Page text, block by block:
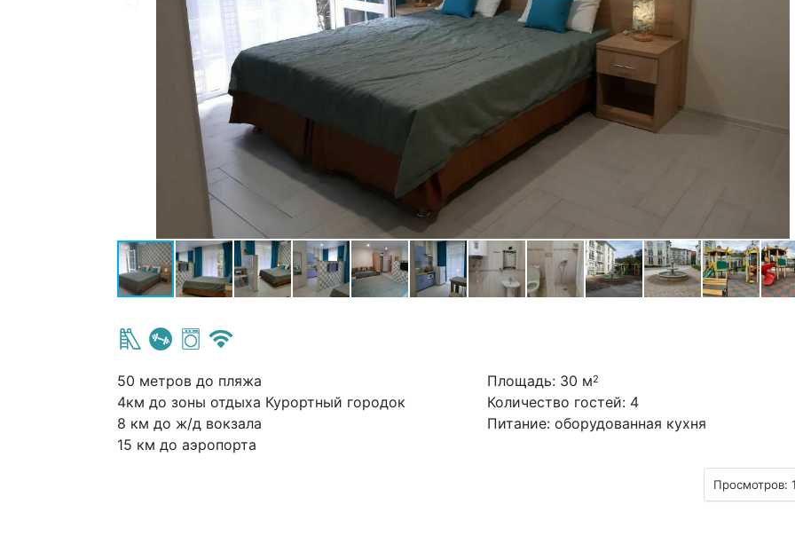
50 метров до пляжа
4км до зоны отдыха Курортный городок
8 км до ж/д вокзала
15 км до аэропорта
Площадь: 30 м2
Количество гостей: 4
Питание: оборудованная кухня
Просмотров: